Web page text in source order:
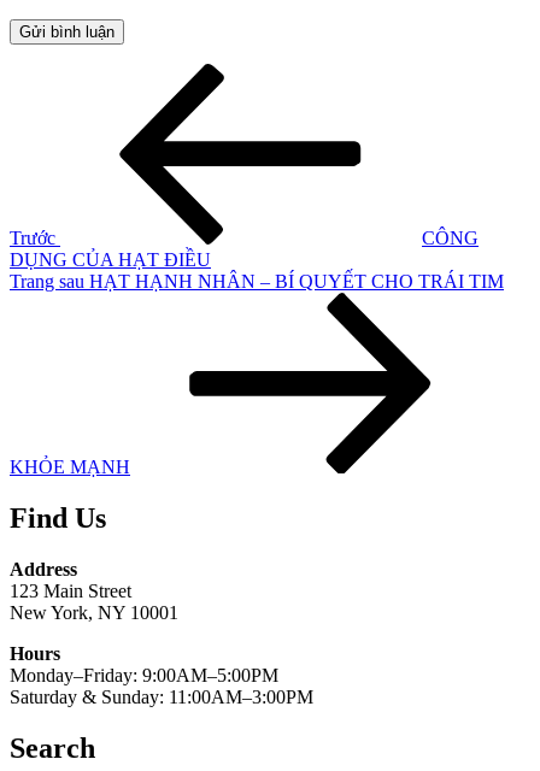
Trước
CÔNG
DỤNG CỦA HẠT ĐIỀU
Bài
Trang sau HẠT HẠNH NHÂN – BÍ QUYẾT CHO TRÁI TIM
KHỎE MẠNH
Find Us
Address
123 Main Street
New York, NY 10001
Hours
Monday–Friday: 9:00AM–5:00PM
Saturday & Sunday: 11:00AM–3:00PM
Search